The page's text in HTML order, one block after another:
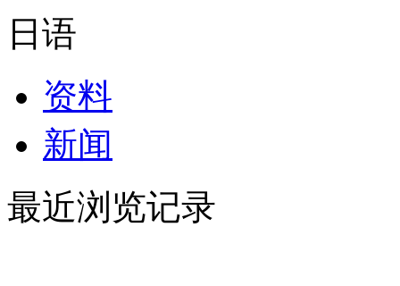
日语
资料
新闻
最近浏览记录